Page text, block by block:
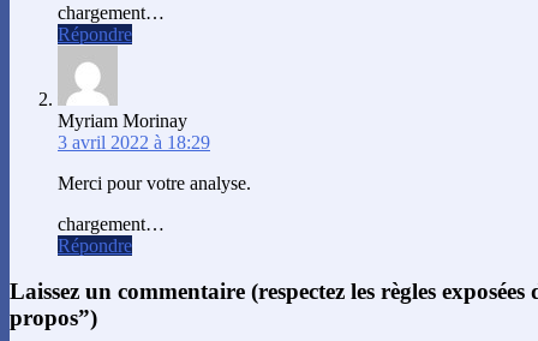
chargement…
Répondre
Myriam Morinay
3 avril 2022 à 18:29
Merci pour votre analyse.
chargement…
Répondre
Laissez un commentaire (respectez les règles
propos”)